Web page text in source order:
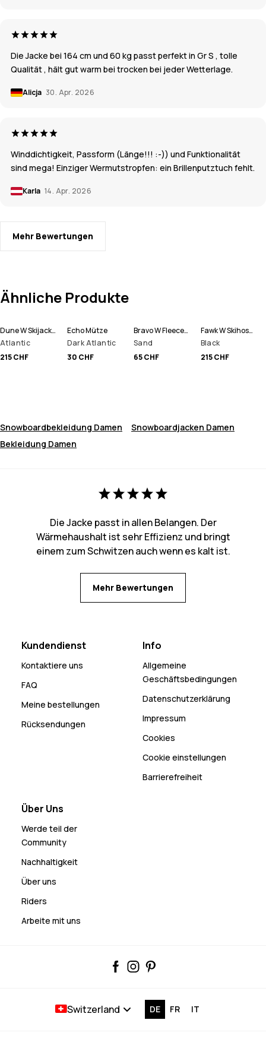
Die Jacke bei 164 cm und 60 kg passt perfekt in Gr S , tolle
Qualität , hält gut warm bei trocken bei jeder Wetterlage.
Alicja 30. Apr. 2026
Winddichtigkeit, Passform (Länge!!! :-)) und Funktionalität
sind mega! Einziger Wermutstropfen: ein Brillenputztuch fehlt.
Karla 14. Apr. 2026
Mehr Bewertungen
Ähnliche Produkte
Dune W Skijacke Damen
Atlantic
215 CHF
Echo Mütze
Dark Atlantic
30 CHF
Bravo W Fleecepullover Damen
Sand
65 CHF
Fawk W Skihose Damen
Black
215 CHF
Snowboardbekleidung Damen
Snowboardjacken Damen
Bekleidung Damen
Die Jacke passt in allen Belangen. Der
Wärmehaushalt ist sehr Effizienz und bringt
einem zum Schwitzen auch wenn es kalt ist.
Mehr Bewertungen
Kundendienst
Kontaktiere uns
FAQ
Meine bestellungen
Rücksendungen
Info
Allgemeine
Geschäftsbedingungen
Datenschutzerklärung
Impressum
Cookies
Cookie einstellungen
Barrierefreiheit
Über Uns
Werde teil der
Community
Nachhaltigkeit
Über uns
Riders
Arbeite mit uns
DE FR IT
Switzerland